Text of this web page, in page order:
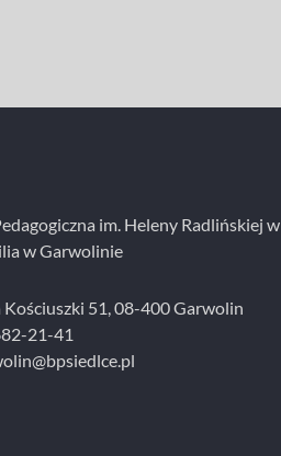
im. Heleny Radlińskiej w
w Garwolinie
Kościuszki 51, 08-400 Garwolin
21-41